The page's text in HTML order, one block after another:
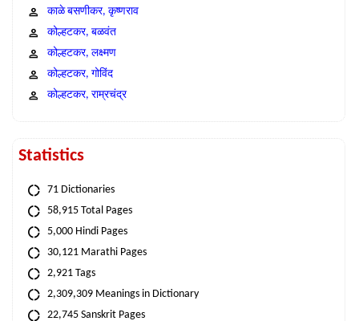
काळे बसणीकर, कृष्णराव
कोल्हटकर, बळवंत
कोल्हटकर, लक्ष्मण
कोल्हटकर, गोविंद
कोल्हटकर, राम्रचंद्र
Statistics
71 Dictionaries
58,915 Total Pages
5,000 Hindi Pages
30,121 Marathi Pages
2,921 Tags
2,309,309 Meanings in Dictionary
22,745 Sanskrit Pages